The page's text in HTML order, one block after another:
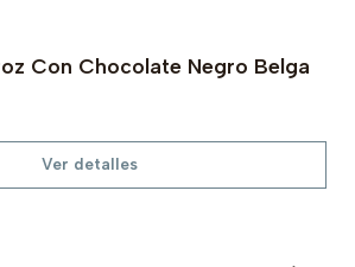
Con Chocolate Negro Belga
Ver detalles